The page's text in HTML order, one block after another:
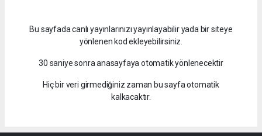
Bu sayfada canlı yayınlarınızı yayınlayabilir yada bir siteye
yönlenen kod ekleyebilirsiniz.
30 saniye sonra anasayfaya otomatik yönlenecektir
Hiç bir veri girmediğiniz zaman bu sayfa otomatik
kalkacaktır.